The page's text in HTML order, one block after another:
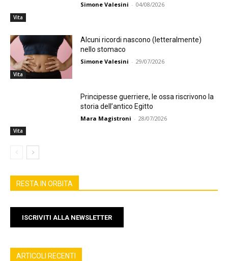
Vita
Simone Valesini - 04/08/2026
Vita
Alcuni ricordi nascono (letteralmente)
nello stomaco
Simone Valesini - 29/07/2026
Vita
Principesse guerriere, le ossa riscrivono la
storia dell’antico Egitto
Mara Magistroni - 28/07/2026
RESTA IN ORBITA
ISCRIVITI ALLA NEWSLETTER
ARTICOLI RECENTI